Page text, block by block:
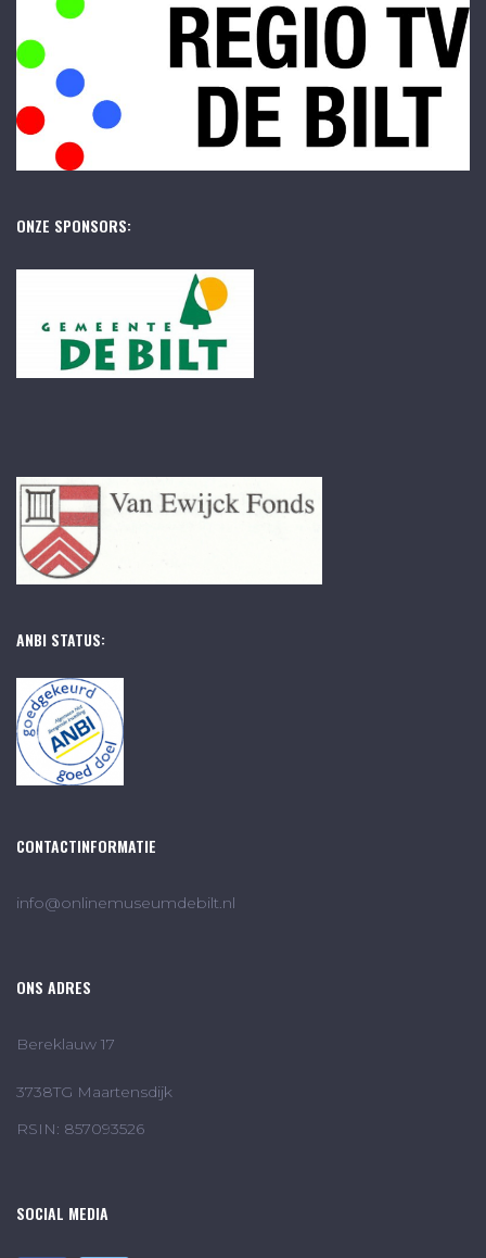
ONZE SPONSORS:
ANBI STATUS:
CONTACTINFORMATIE
info@onlinemuseumdebilt.nl
ONS ADRES
Bereklauw 17
3738TG Maartensdijk
RSIN: 857093526
SOCIAL MEDIA